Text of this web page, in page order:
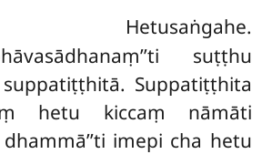
suṭṭhu
Suppatiṭṭhita
hetu kiccaṃ nāmāti
dhammā’’ti imepi cha hetu